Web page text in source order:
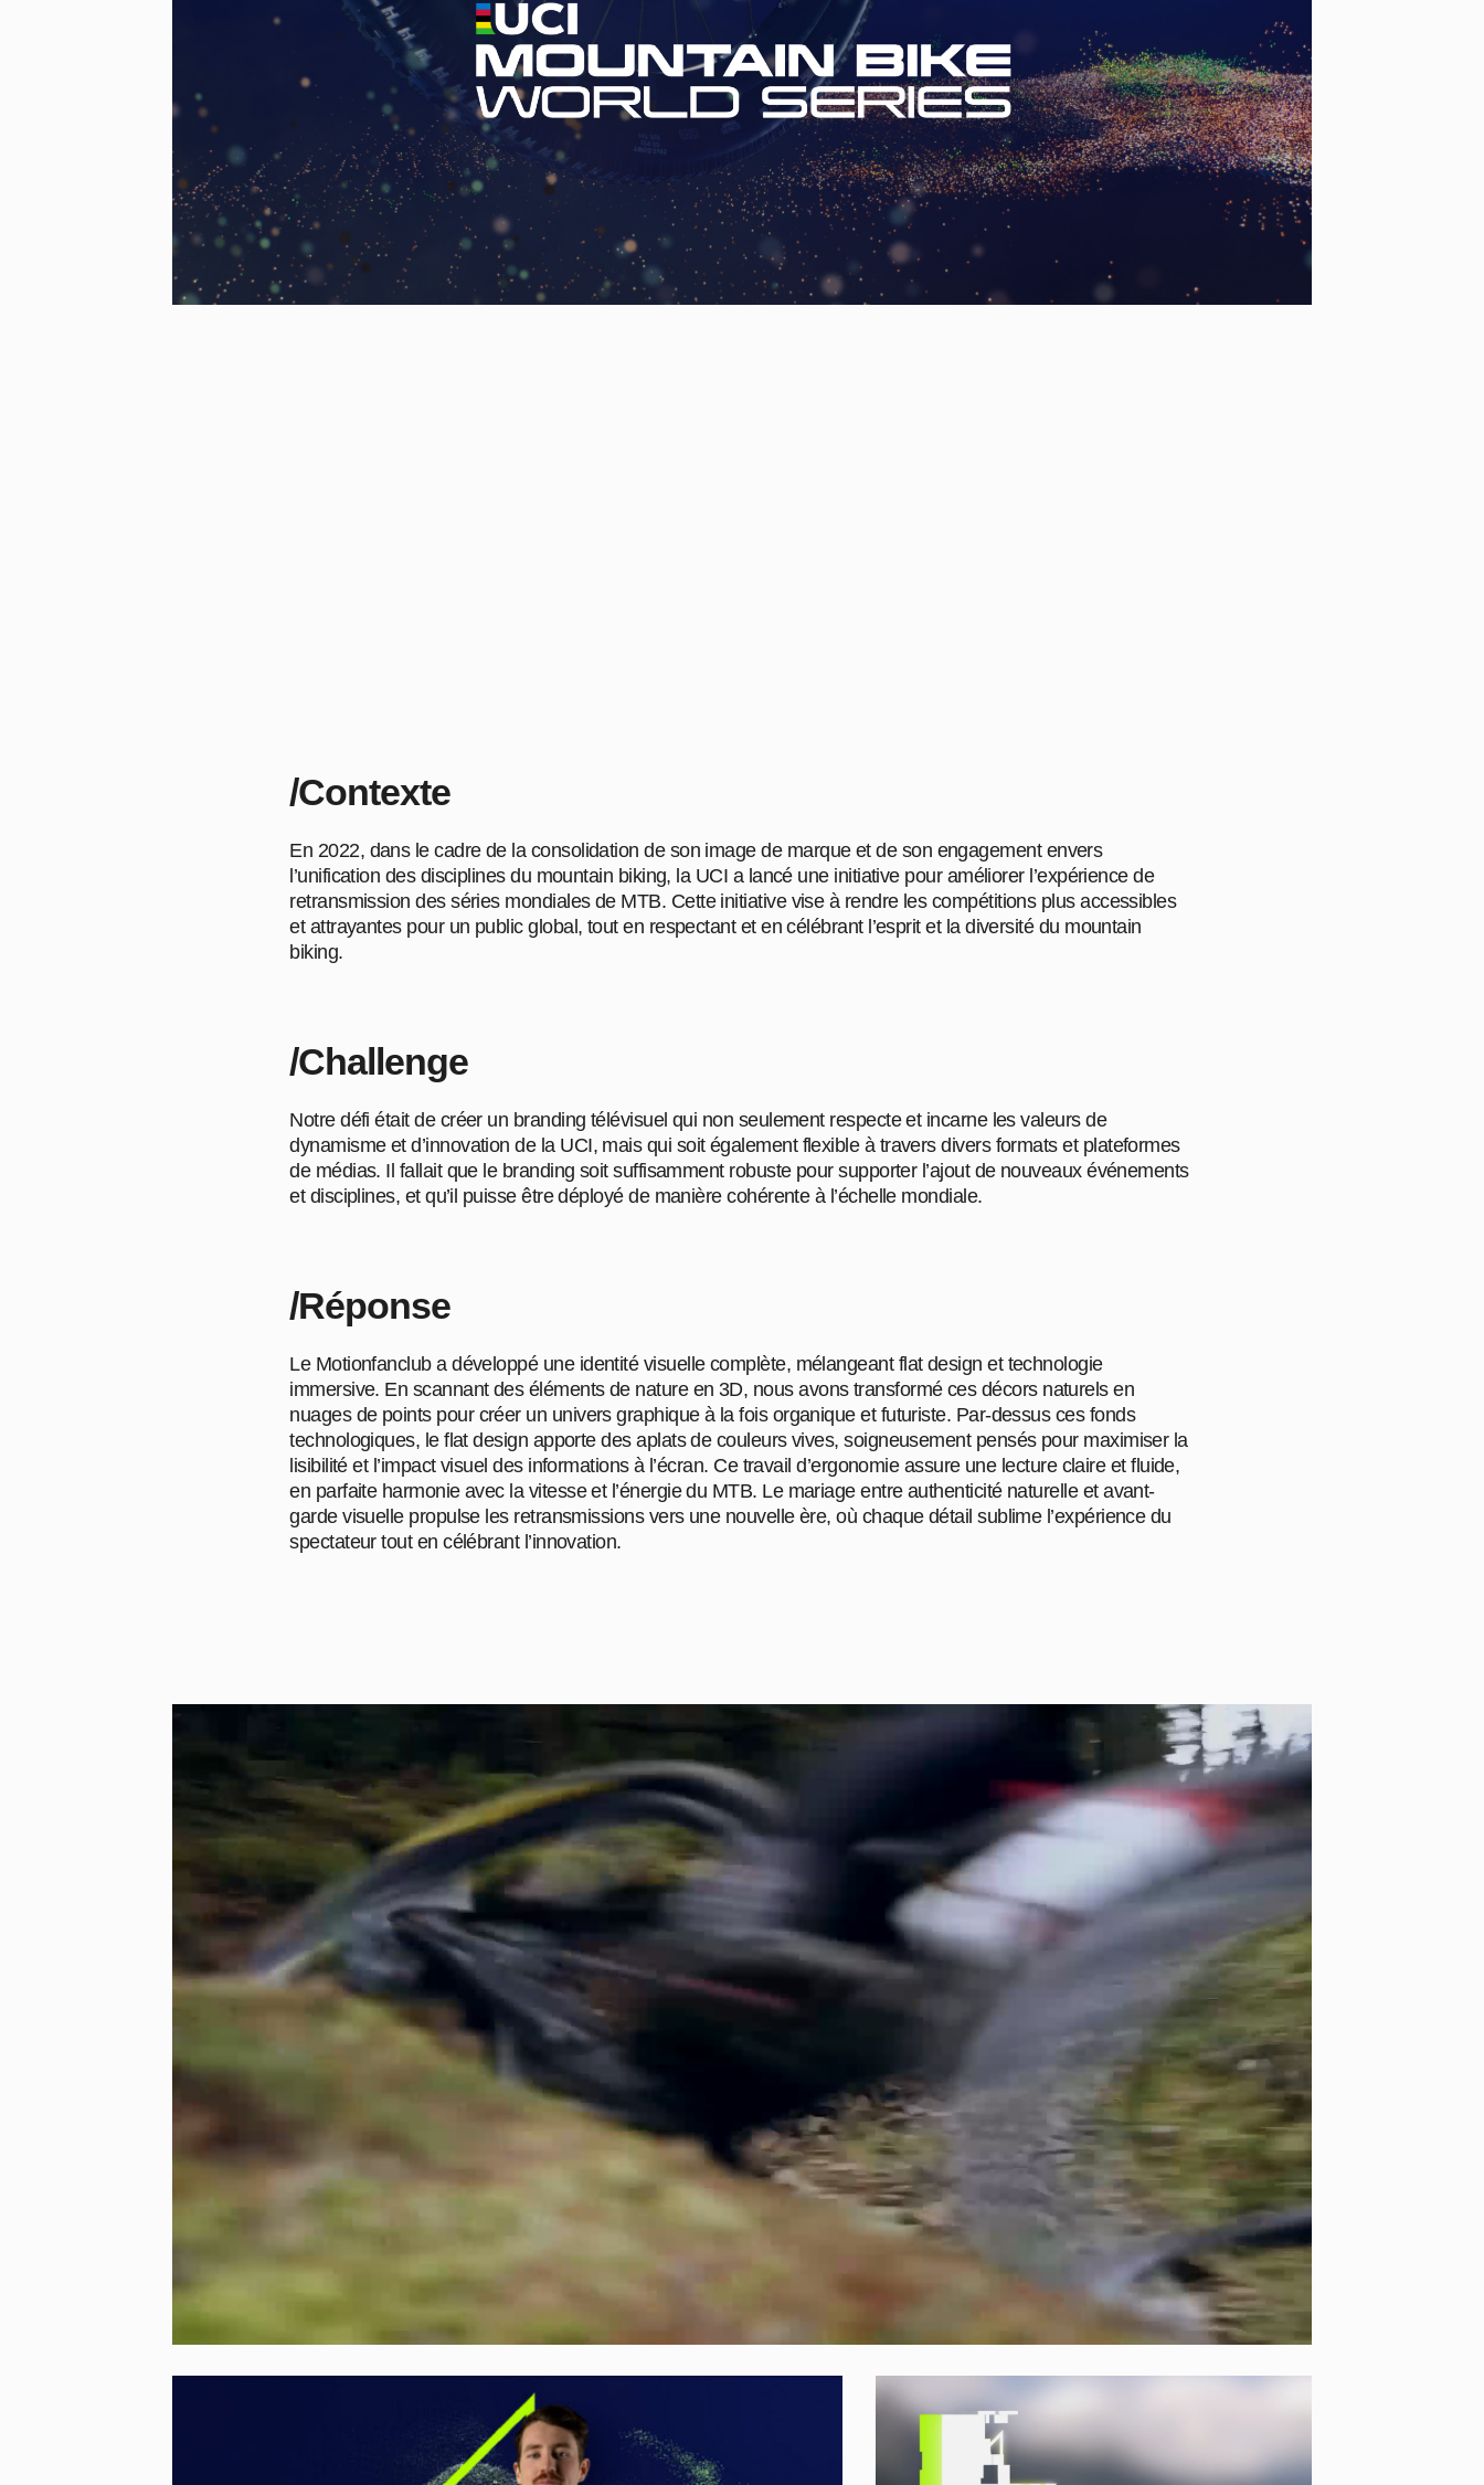
/Contexte
En 2022, dans le cadre de la consolidation de son image de marque et de son engagement envers
l’unification des disciplines du mountain biking, la UCI a lancé une initiative pour améliorer l’expérience de
retransmission des séries mondiales de MTB. Cette initiative vise à rendre les compétitions plus accessibles
et attrayantes pour un public global, tout en respectant et en célébrant l’esprit et la diversité du mountain
biking.
/Challenge
Notre défi était de créer un branding télévisuel qui non seulement respecte et incarne les valeurs de
dynamisme et d’innovation de la UCI, mais qui soit également flexible à travers divers formats et plateformes
de médias. Il fallait que le branding soit suffisamment robuste pour supporter l’ajout de nouveaux événements
et disciplines, et qu’il puisse être déployé de manière cohérente à l’échelle mondiale.
/Réponse
Le Motionfanclub a développé une identité visuelle complète, mélangeant flat design et technologie
immersive. En scannant des éléments de nature en 3D, nous avons transformé ces décors naturels en
nuages de points pour créer un univers graphique à la fois organique et futuriste. Par-dessus ces fonds
technologiques, le flat design apporte des aplats de couleurs vives, soigneusement pensés pour maximiser la
lisibilité et l’impact visuel des informations à l’écran. Ce travail d’ergonomie assure une lecture claire et fluide,
en parfaite harmonie avec la vitesse et l’énergie du MTB. Le mariage entre authenticité naturelle et avant-
garde visuelle propulse les retransmissions vers une nouvelle ère, où chaque détail sublime l’expérience du
spectateur tout en célébrant l’innovation.